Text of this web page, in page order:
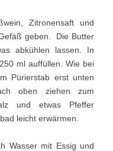
Zitronensaft und
geben. Die Butter
abkühlen lassen. In
ml auffüllen. Wie bei
Pürierstab erst unten
oben ziehen zum
und etwas Pfeffer
leicht erwärmen.
Wasser mit Essig und